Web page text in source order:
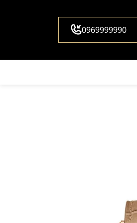
0969999990